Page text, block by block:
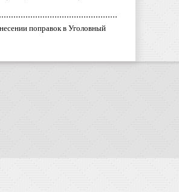
поправок в Уголовный